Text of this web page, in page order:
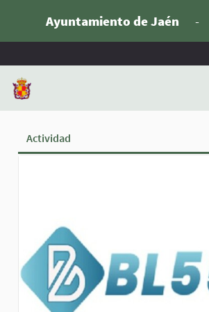
Ayuntamiento de Jaén -
Actividad
Seguidoras
Grupos